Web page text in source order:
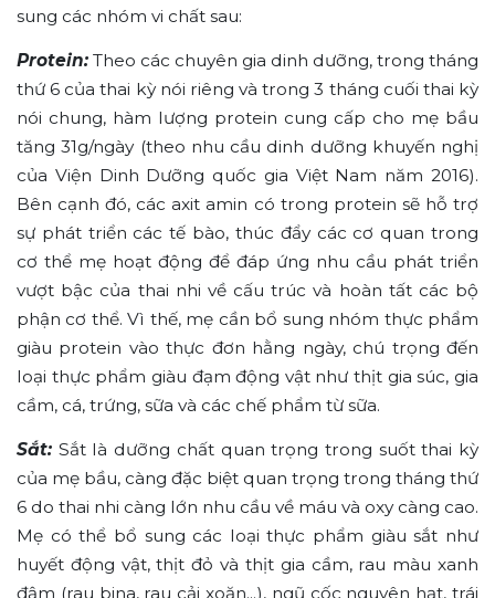
sung các nhóm vi chất sau:
Protein: Theo các chuyên gia dinh dưỡng, trong tháng
thứ 6 của thai kỳ nói riêng và trong 3 tháng cuối thai kỳ
nói chung, hàm lượng protein cung cấp cho mẹ bầu
tăng 31g/ngày (theo nhu cầu dinh dưỡng khuyến nghị
của Viện Dinh Dưỡng quốc gia Việt Nam năm 2016).
Bên cạnh đó, các axit amin có trong protein sẽ hỗ trợ
sự phát triển các tế bào, thúc đẩy các cơ quan trong
cơ thể mẹ hoạt động để đáp ứng nhu cầu phát triển
vượt bậc của thai nhi về cấu trúc và hoàn tất các bộ
phận cơ thể. Vì thế, mẹ cần bổ sung nhóm thực phẩm
giàu protein vào thực đơn hằng ngày, chú trọng đến
loại thực phẩm giàu đạm động vật như thịt gia súc, gia
cầm, cá, trứng, sữa và các chế phẩm từ sữa.
Sắt: Sắt là dưỡng chất quan trọng trong suốt thai kỳ
của mẹ bầu, càng đặc biệt quan trọng trong tháng thứ
6 do thai nhi càng lớn nhu cầu về máu và oxy càng cao.
Mẹ có thể bổ sung các loại thực phẩm giàu sắt như
huyết động vật, thịt đỏ và thịt gia cầm, rau màu xanh
đậm (rau bina, rau cải xoăn...), ngũ cốc nguyên hạt, trái